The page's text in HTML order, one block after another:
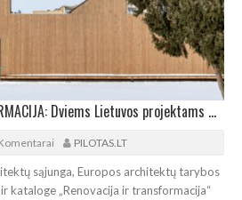
RENOVACIJA IR TRANSFORMACIJA: Dviems Lietuvos projektams – Europos architektų tarybos dėmesys
PILOTAS.LT
sąjunga, Europos architektų tarybos
kataloge „Renovacija ir transformacija“